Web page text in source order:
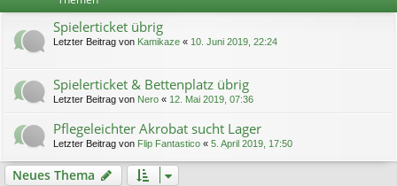
Spielerticket übrig
Letzter Beitrag von Kamikaze « 10. Juni 2019, 22:24
Spielerticket & Bettenplatz übrig
Letzter Beitrag von Nero « 12. Mai 2019, 07:36
Pflegeleichter Akrobat sucht Lager
Letzter Beitrag von Flip Fantastico « 5. April 2019, 17:50
Neues Thema